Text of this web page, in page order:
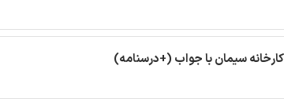
سیمان با جواب (+درسنامه)